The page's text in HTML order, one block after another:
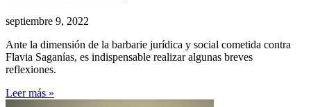
septiembre 9, 2022
Ante la dimensión de la barbarie jurídica y social cometida contra
Flavia Saganías, es indispensable realizar algunas breves
reflexiones.
Leer más »